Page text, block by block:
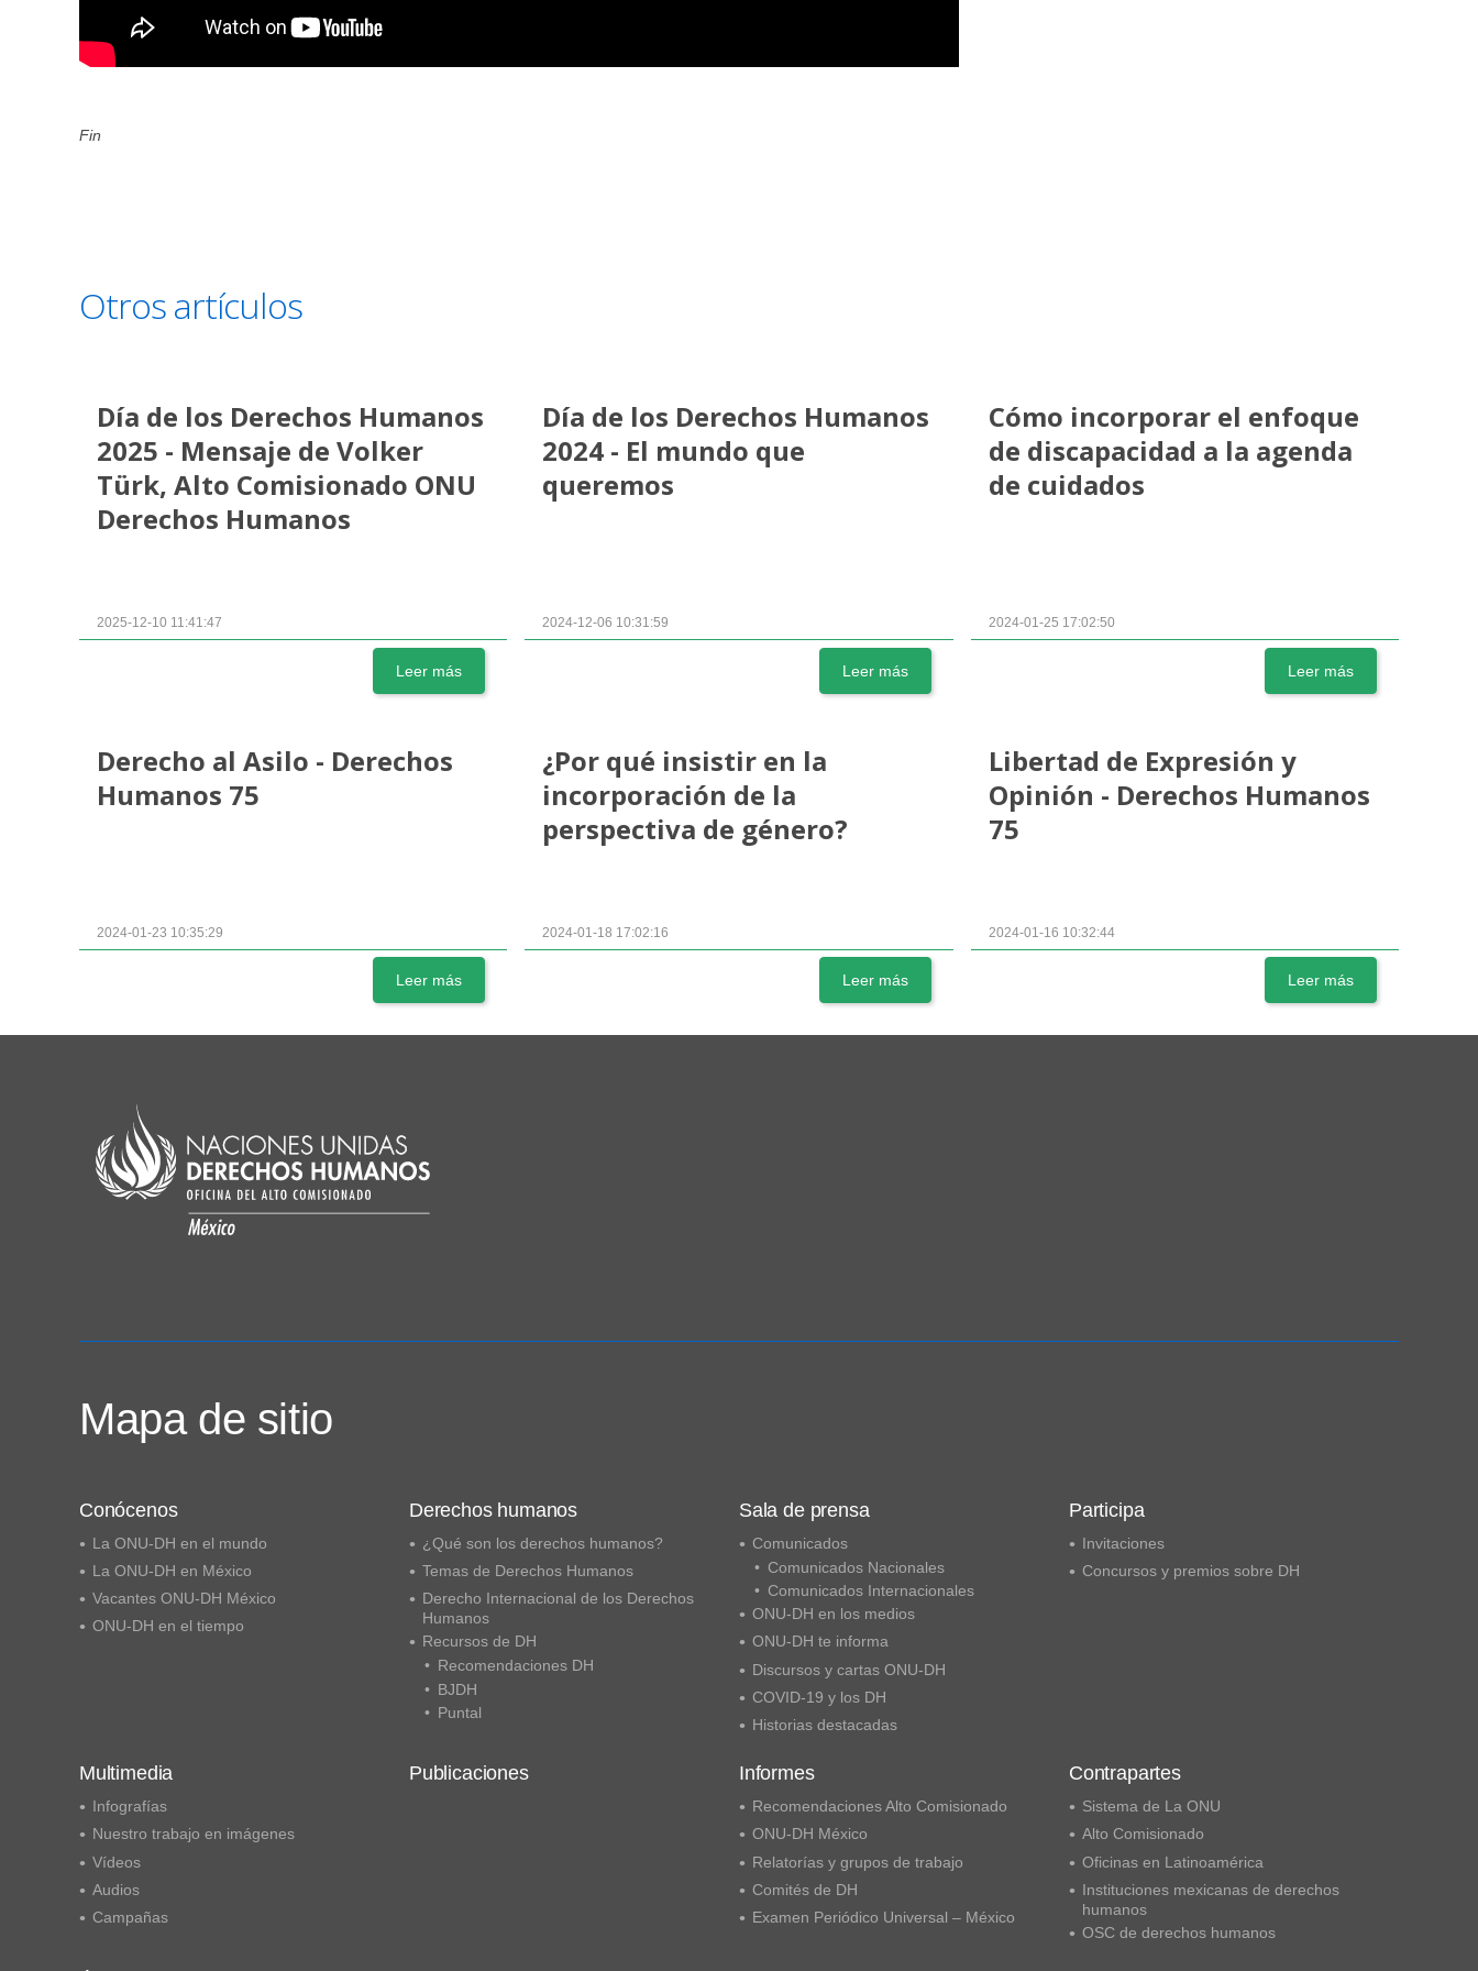
Fin
Otros artículos
Día de los Derechos Humanos
2025 - Mensaje de Volker
Türk, Alto Comisionado ONU
Derechos Humanos
2025-12-10 11:41:47
Leer más
Día de los Derechos Humanos
2024 - El mundo que
queremos
2024-12-06 10:31:59
Leer más
Cómo incorporar el enfoque
de discapacidad a la agenda
de cuidados
2024-01-25 17:02:50
Leer más
Derecho al Asilo - Derechos
Humanos 75
2024-01-23 10:35:29
Leer más
¿Por qué insistir en la
incorporación de la
perspectiva de género?
2024-01-18 17:02:16
Leer más
Libertad de Expresión y
Opinión - Derechos Humanos
75
2024-01-16 10:32:44
Leer más
Mapa de sitio
Conócenos
La ONU-DH en el mundo
La ONU-DH en México
Vacantes ONU-DH México
ONU-DH en el tiempo
Derechos humanos
¿Qué son los derechos humanos?
Temas de Derechos Humanos
Derecho Internacional de los Derechos
Humanos
Recursos de DH
Recomendaciones DH
BJDH
Puntal
Sala de prensa
Comunicados
Comunicados Nacionales
Comunicados Internacionales
ONU-DH en los medios
ONU-DH te informa
Discursos y cartas ONU-DH
COVID-19 y los DH
Historias destacadas
Participa
Invitaciones
Concursos y premios sobre DH
Multimedia
Infografías
Nuestro trabajo en imágenes
Vídeos
Audios
Campañas
Publicaciones Informes
Recomendaciones Alto Comisionado
ONU-DH México
Relatorías y grupos de trabajo
Comités de DH
Examen Periódico Universal – México
Contrapartes
Sistema de La ONU
Alto Comisionado
Oficinas en Latinoamérica
Instituciones mexicanas de derechos
humanos
OSC de derechos humanos